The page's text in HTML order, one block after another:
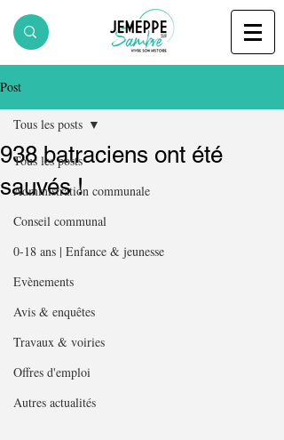
Post
Tous les posts
Administration communale
Conseil communal
0-18 ans | Enfance & jeunesse
Evènements
Avis & enquêtes
Travaux & voiries
Offres d'emploi
Autres actualités
Tous les posts
938 batraciens ont été
sauvés !